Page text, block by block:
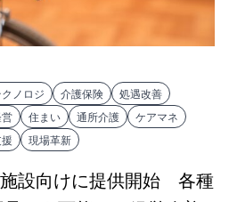
ノロジ 介護保険
処遇改善
住まい 通所介護
ケアマネ
現場革新
設向けに提供開始 各種